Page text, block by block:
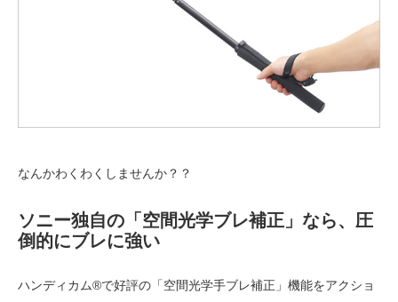
なんかわくわくしませんか？？
ソニー独自の「空間光学ブレ補正」なら、圧
倒的にブレに強い
ハンディカム®で好評の「空間光学手ブレ補正」機能をアクショ